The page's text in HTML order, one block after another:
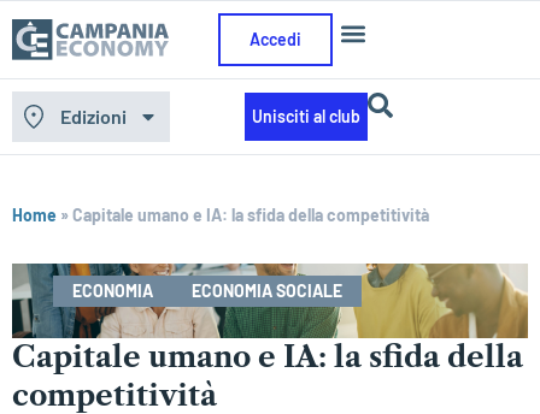
Accedi
Edizioni Unisciti al club
Home »Capitale umano e IA: la sfida della competitività
ECONOMIA ECONOMIA SOCIALE
Capitale umano e IA: la sfida della
competitività